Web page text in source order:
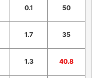
0.1 50
1.7 35
1.3 40.8